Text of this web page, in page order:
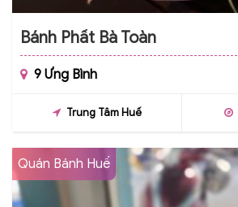
Bánh Phất Bà Toàn
9 Ưng Bình
Trung Tâm Huế
Quán Bánh Huế